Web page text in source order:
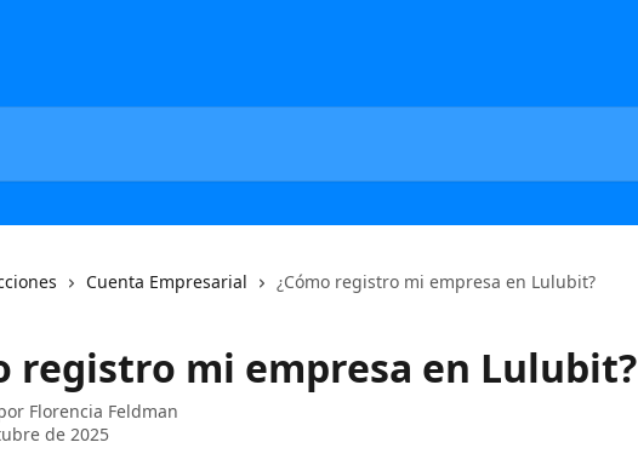
Cuenta Empresarial ¿Cómo registro mi empresa en Lulubit?
registro mi empresa en Lulubit?
Florencia Feldman
de 2025